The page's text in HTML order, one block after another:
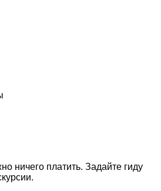
ничего платить. Задайте гиду